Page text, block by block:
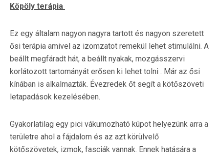
Köpöly terápia
Ez egy általam nagyon nagyra tartott és nagyon szeretett
ősi terápia amivel az izomzatot remekül lehet stimulálni. A
beállt megfáradt hát, a beállt nyakak, mozgásszervi
korlátozott tartományát erősen ki lehet tolni . Már az ősi
kínában is alkalmazták. Évezredek őt segít a kötőszöveti
letapadások kezelésében.
Gyakorlatilag egy pici vákumozható kúpot helyezünk arra a
területre ahol a fájdalom és az azt körülvelő
kötőszövetek, izmok, fasciák vannak. Ennek hatására a